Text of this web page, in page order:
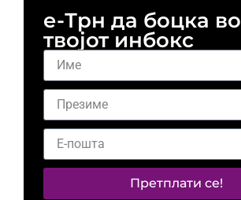
е-Трн да боцка во
твојот инбокс
Претплати се!